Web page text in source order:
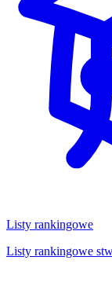
Listy rankingowe
Listy rankingowe